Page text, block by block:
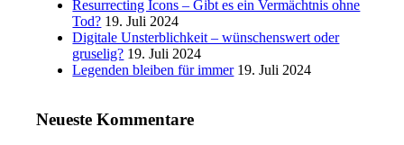
Resurrecting Icons – Gibt es ein Vermächtnis ohne
Tod? 19. Juli 2024
Digitale Unsterblichkeit – wünschenswert oder
gruselig? 19. Juli 2024
Legenden bleiben für immer 19. Juli 2024
Neueste Kommentare